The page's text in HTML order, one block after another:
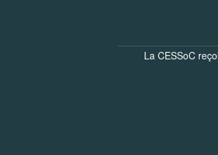
La CESSoC